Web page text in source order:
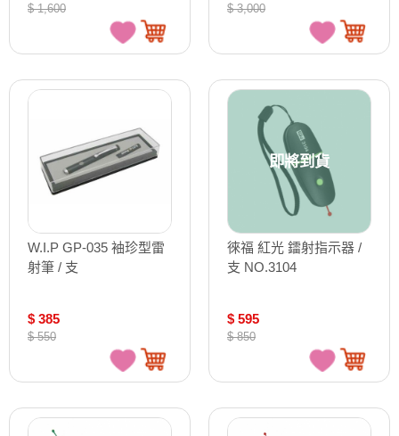
$ 1,600 $ 3,000
W.I.P GP-035 袖珍型雷
射筆 / 支
$ 385
$ 550
即將到貨
徠福 紅光 鐳射指示器 /
支 NO.3104
$ 595
$ 850